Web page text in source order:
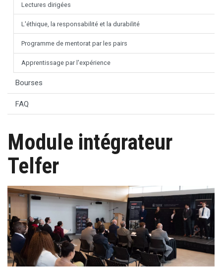
Lectures dirigées
L'éthique, la responsabilité et la durabilité
Programme de mentorat par les pairs
Apprentissage par l'expérience
Bourses
FAQ
Module intégrateur
Telfer